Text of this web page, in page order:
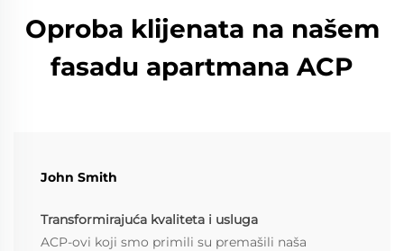
Oproba klijenata na našem
fasadu apartmana ACP
John Smith
Transformirajuća kvaliteta i usluga
ACP-ovi koji smo primili su premašili naša